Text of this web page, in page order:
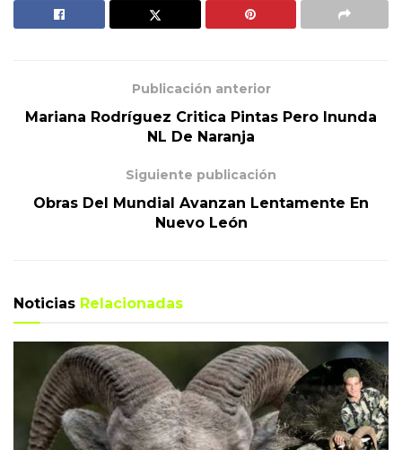
Publicación anterior
Mariana Rodríguez Critica Pintas Pero Inunda
NL De Naranja
Siguiente publicación
Obras Del Mundial Avanzan Lentamente En
Nuevo León
Noticias Relacionadas